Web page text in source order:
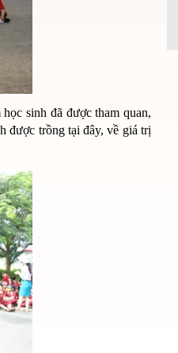
sinh đã được tham quan,
được trồng tại đây, về giá trị